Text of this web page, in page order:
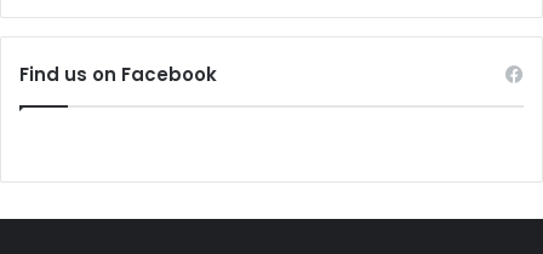
Find us on Facebook